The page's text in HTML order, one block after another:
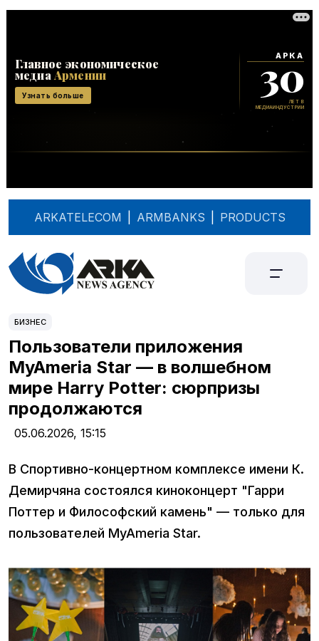
ARKATELECOM ARMBANKS PRODUCTS
БИЗНЕС
Пользователи приложения
MyAmeria Star — в волшебном
мире Harry Potter: сюрпризы
продолжаются
05.06.2026, 15:15
В Спортивно-концертном комплексе имени К.
Демирчяна состоялся киноконцерт "Гарри
Поттер и Философский камень" — только для
пользователей MyAmeria Star.